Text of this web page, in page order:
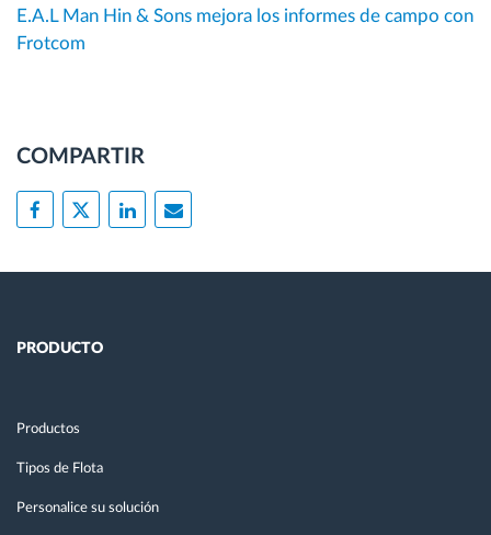
E.A.L Man Hin & Sons mejora los informes de campo con
Frotcom
COMPARTIR
PRODUCTO
Productos
Tipos de Flota
Personalice su solución